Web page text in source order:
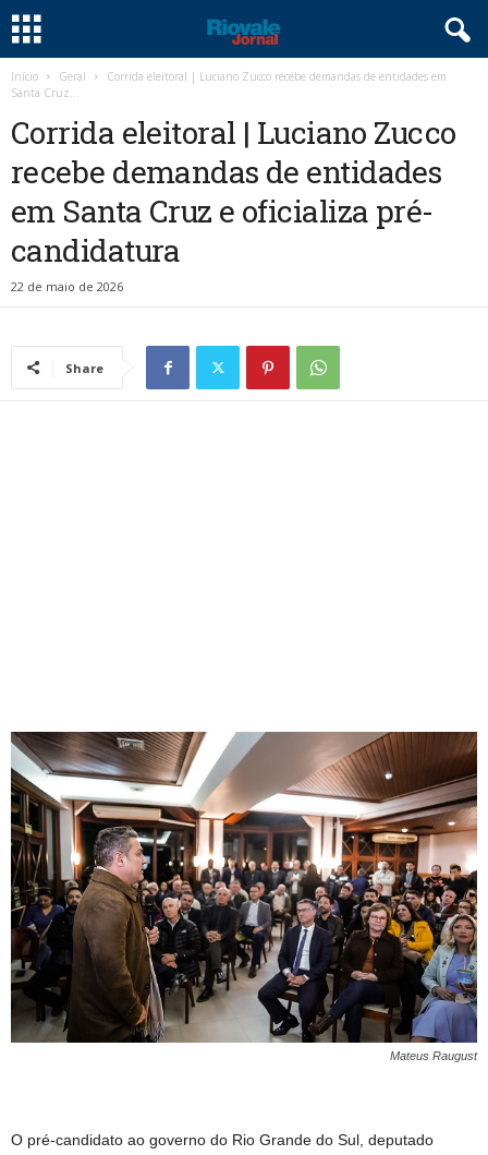
Início Geral
Corrida eleitoral | Luciano Zucco recebe demandas de entidades em
Santa Cruz...
Corrida eleitoral | Luciano Zucco
recebe demandas de entidades
em Santa Cruz e oficializa pré-
candidatura
22 de maio de 2026
Share
Mateus Raugust
O pré-candidato ao governo do Rio Grande do Sul, deputado